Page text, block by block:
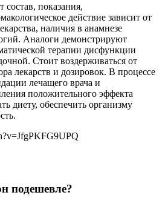
состав, показания,
действие зависит от
наличия в анамнезе
Аналоги демонстрируют
терапии дисфункции
Стоит воздерживаться от
лекарств и дозировок. В процессе
лечащего врача и
положительного эффекта
диету, обеспечить организму
подешевле?